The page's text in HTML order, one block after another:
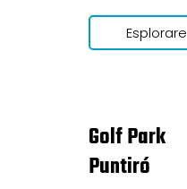
Esplorare
Golf Park
Puntiró